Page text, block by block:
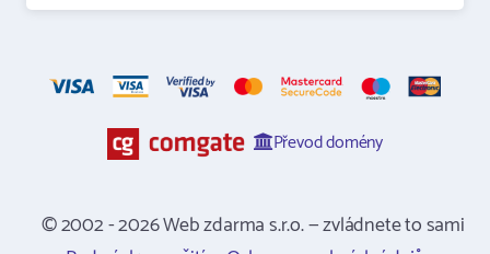
Převod domény
© 2002 - 2026 Web zdarma s.r.o. — zvládnete to sami